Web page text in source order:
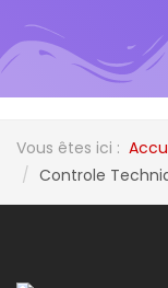
Vous êtes ici :
Controle